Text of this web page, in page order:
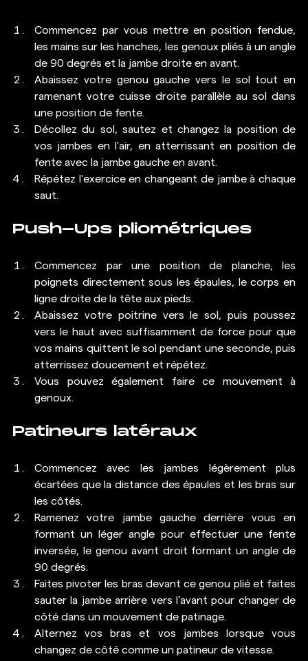
Commencez par vous mettre en position fendue,
les mains sur les hanches, les genoux pliés à un angle
de 90 degrés et la jambe droite en avant.
Abaissez votre genou gauche vers le sol tout en
ramenant votre cuisse droite parallèle au sol dans
une position de fente.
Décollez du sol, sautez et changez la position de
vos jambes en l'air, en atterrissant en position de
fente avec la jambe gauche en avant.
Répétez l'exercice en changeant de jambe à chaque
saut.
Push-Ups pliométriques
Commencez par une position de planche, les
poignets directement sous les épaules, le corps en
ligne droite de la tête aux pieds.
Abaissez votre poitrine vers le sol, puis poussez
vers le haut avec suffisamment de force pour que
vos mains quittent le sol pendant une seconde, puis
atterrissez doucement et répétez.
Vous pouvez également faire ce mouvement à
genoux.
Patineurs latéraux
Commencez avec les jambes légèrement plus
écartées que la distance des épaules et les bras sur
les côtés.
Ramenez votre jambe gauche derrière vous en
formant un léger angle pour effectuer une fente
inversée, le genou avant droit formant un angle de
90 degrés.
Faites pivoter les bras devant ce genou plié et faites
sauter la jambe arrière vers l'avant pour changer de
côté dans un mouvement de patinage.
Alternez vos bras et vos jambes lorsque vous
changez de côté comme un patineur de vitesse.